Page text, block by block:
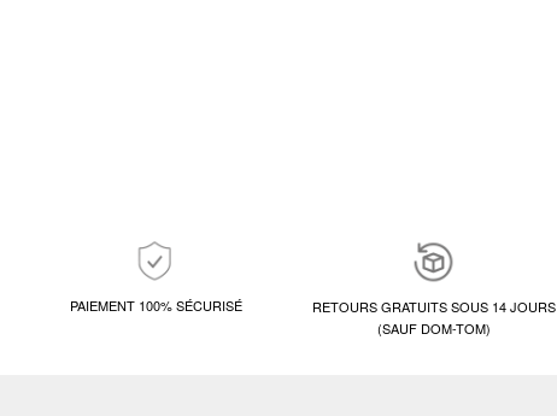
PAIEMENT 100% SÉCURISÉ
RETOURS GRATUITS SOUS 14 JOURS
(SAUF DOM-TOM)